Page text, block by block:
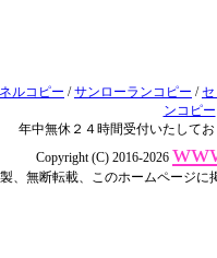
ルコピー /サンローランコピー /
ンコピー
年中無休２４時間受付いたして
Copyright (C) 2016-2026
、無断転載、このホームページ